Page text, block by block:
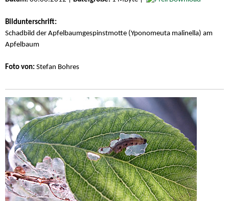
Bildunterschrift:
Schadbild der Apfelbaumgespinstmotte (Yponomeuta malinella) am
Apfelbaum
Foto von: Stefan Bohres